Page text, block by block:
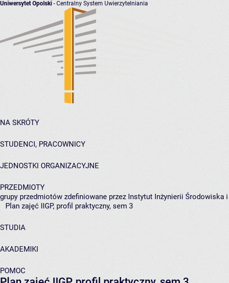
Uniwersytet Opolski - Centralny System Uwierzytelniania
NA SKRÓTY
STUDENCI, PRACOWNICY
JEDNOSTKI ORGANIZACYJNE
PRZEDMIOTY
grupy przedmiotów zdefiniowane przez Instytut Inżynierii Środowiska
Plan zajęć IIGP, profil praktyczny, sem 3
STUDIA
AKADEMIKI
POMOC